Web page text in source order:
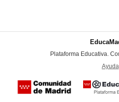
Plataforma Educativa.
Ayuda